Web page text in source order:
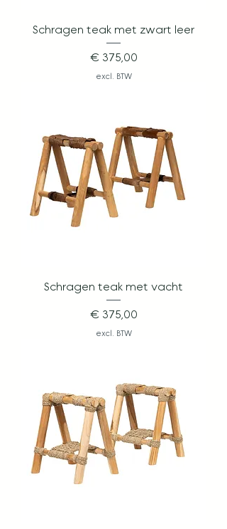
Schragen teak met zwart leer
Prijs
€ 375,00
excl. BTW
Schragen teak met vacht
Prijs
€ 375,00
excl. BTW